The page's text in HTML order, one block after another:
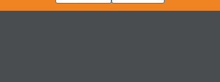
Hôtel de Ville – Place de la République – CS30119